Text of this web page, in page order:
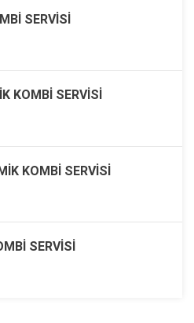
SERVISI
KOMBI SERVISI
KOMBI SERVISI
SERVISI